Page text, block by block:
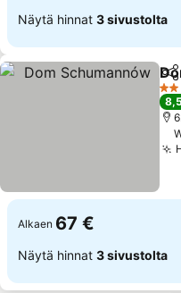
Näytä hinnat 3 sivustolta
Jaa
2
8,5
Alkaen 67 €
Näytä hinnat 3 sivustolta